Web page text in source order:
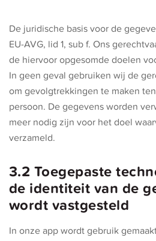
De juridische basis voor de
EU-AVG, lid 1, sub f. Ons
de hiervoor opgesomde doelen
In geen geval gebruiken wij de
om gevolgtrekkingen te maken
persoon. De gegevens worden
meer nodig zijn voor het doel
verzameld.
3.2 Toegepaste
de identiteit van de
wordt vastgesteld
In onze app wordt gebruik